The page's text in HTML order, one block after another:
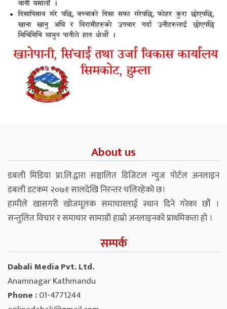
About us
डबली मिडिया प्रा.लि.द्वारा सञ्चालित डिजिटल न्युज पोर्टल अनलाइन
डबली डटकम २०७१ सालदेखि निरन्तर चलिरहेको छ।
हामीले खासगरी खोजमूलक समाचारलाई स्थान दिने गरेका छौं ।
सन्तुलित विचार र समाचार सामाग्री हाम्रो अनलाइनको प्राथमिकता हो ।
सम्पर्क
Dabali Media Pvt. Ltd.
Anamnagar Kathmandu
Phone :01-4771244